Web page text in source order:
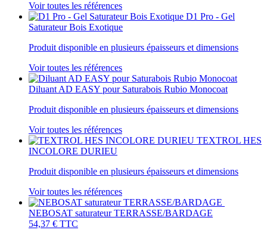
Voir toutes les références
D1 Pro - Gel
Saturateur Bois Exotique
Produit disponible en plusieurs épaisseurs et dimensions
Voir toutes les références
Diluant AD EASY pour Saturabois Rubio Monocoat
Produit disponible en plusieurs épaisseurs et dimensions
Voir toutes les références
TEXTROL HES
INCOLORE DURIEU
Produit disponible en plusieurs épaisseurs et dimensions
Voir toutes les références
NEBOSAT saturateur TERRASSE/BARDAGE
54,37 € TTC